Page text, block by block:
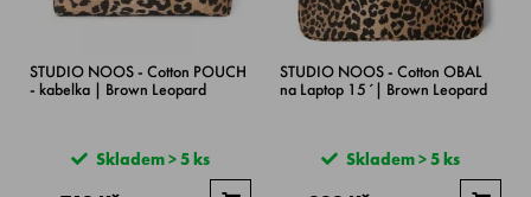
STUDIO NOOS - Cotton POUCH
- kabelka | Brown Leopard
Skladem > 5 ks
STUDIO NOOS - Cotton OBAL
na Laptop 15´| Brown Leopard
Skladem > 5 ks